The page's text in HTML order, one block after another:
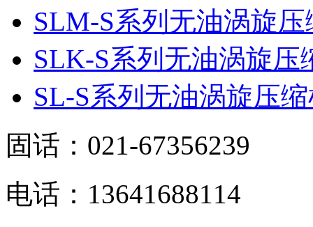
SLM-S系列无油涡旋
SLK-S系列无油涡旋
SL-S系列无油涡旋压
固话：021-67356239
电话：13641688114